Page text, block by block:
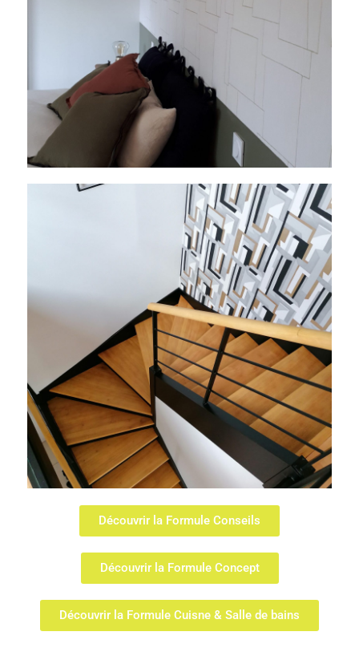
Découvrir la Formule Conseils
Découvrir la Formule Concept
Découvrir la Formule Cuisne & Salle de bains